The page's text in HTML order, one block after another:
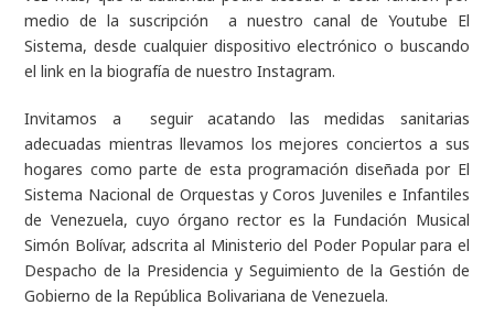
medio de la suscripción a nuestro canal de Youtube El
Sistema, desde cualquier dispositivo electrónico o buscando
el link en la biografía de nuestro Instagram.
Invitamos a seguir acatando las medidas sanitarias
adecuadas mientras llevamos los mejores conciertos a sus
hogares como parte de esta programación diseñada por El
Sistema Nacional de Orquestas y Coros Juveniles e Infantiles
de Venezuela, cuyo órgano rector es la Fundación Musical
Simón Bolívar, adscrita al Ministerio del Poder Popular para el
Despacho de la Presidencia y Seguimiento de la Gestión de
Gobierno de la República Bolivariana de Venezuela.